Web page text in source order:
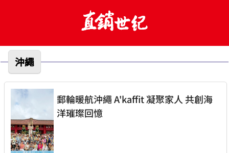
沖繩
郵輪暖航沖繩 A'kaffit 凝聚家人 共創海
洋璀璨回憶